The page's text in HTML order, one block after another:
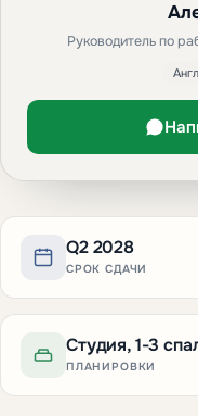
Q2 2028
СРОК СДАЧИ
Студия, 1-3
ПЛАНИРОВКИ
Руководитель по